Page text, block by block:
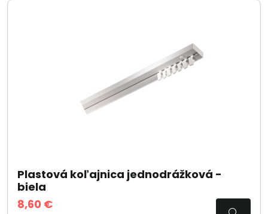
Plastová koľajnica jednodrážková -
biela
8,60 €